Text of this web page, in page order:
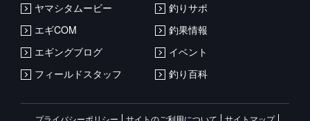
ヤマシタムービー
釣りサポ
エギCOM
釣果情報
エギングブログ
イベント
フィールドスタッフ
釣り百科
プライバシーポリシー サイトのご利用について
サイトマップ